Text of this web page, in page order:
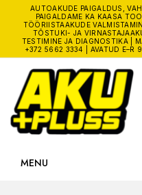
AUTOAKUDE PAIGALDUS,
PAIGALDAME KA KAASA
TÖÖRIISTAAKUDE
TÕSTUKI- JA
TESTIMINE JA DIAGNOSTIKA |
+372 5662 3334
| AVATUD E–R
MENU